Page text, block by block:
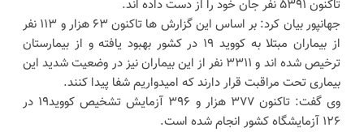
تاکنون ۵۳۹۱ نفر جان خود را از دست داده اند.
جهانپور بیان کرد: بر اساس این گزارش ها تاکنون ۶۳ هزار و ۱۱۳ نفر
از بیماران مبتلا به کووید ۱۹ در کشور بهبود یافته و از بیمارستان
ترخیص شده اند و ۳۳۱۱ نفر از این بیماران نیز در وضعیت شدید این
بیماری تحت مراقبت قرار دارند که امیدواریم شفا پیدا کنند.
وی گفت: تاکنون ۳۷۷ هزار و ۳۹۶ آزمایش تشخیص کووید۱۹ در
۱۲۶ آزمایشگاه کشور انجام شده است.